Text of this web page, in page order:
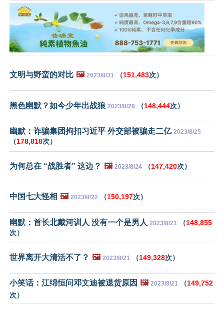
文明与野蛮的对比 🖼️ 2023/8/31 （151,483次）
黑色幽默？如今少年出战狼 2023/8/28 （148,444次）
幽默：诈骗集团拘扣习近平 外交部被骗走二亿 2023/8/25
（178,818次）
为何总在 “战胜者” 这边？ 🖼️ 2023/8/24 （147,420次）
中国七大怪相 🖼️ 2023/8/22 （150,197次）
幽默：首长北戴河训人 没有一个是男人 2023/8/21 （148,855
次）
世界离开大清活不了？ 🖼️ 2023/8/21 （149,328次）
小笑话：江绵恒问邓文迪被退货原因 🖼️ 2023/8/21 （149,752
次）